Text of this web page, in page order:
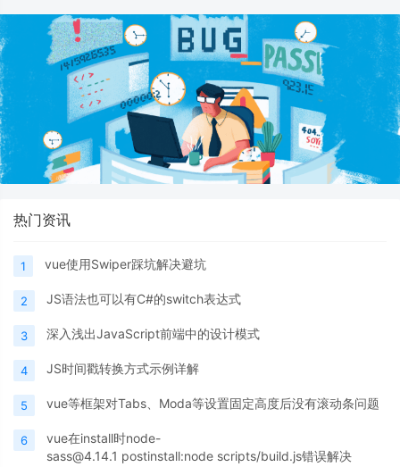
热门资讯
1 vue使用Swiper踩坑解决避坑
2 JS语法也可以有C#的switch表达式
3 深入浅出JavaScript前端中的设计模式
4 JS时间戳转换方式示例详解
5 vue等框架对Tabs、Moda等设置固定高度后没有滚动条问题
6
vue在install时node-
sass@4.14.1 postinstall:node scripts/build.js错误解决